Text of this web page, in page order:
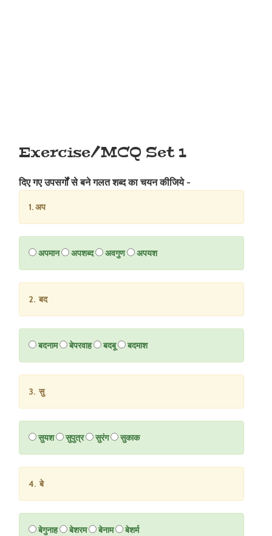
Exercise/MCQ Set 1
दिए गए उपसर्गों से बने गलत शब्द का चयन कीजिये -
1. अप
अपमान अपशब्द अवगुण अपयश
2. बद
बदनाम बेपरवाह बदबू बदमाश
3. सु
सुयश सुपुत्र सुरंग सुकाक
4. बे
बेगुनाह बेशरम बेनाम बेशर्म